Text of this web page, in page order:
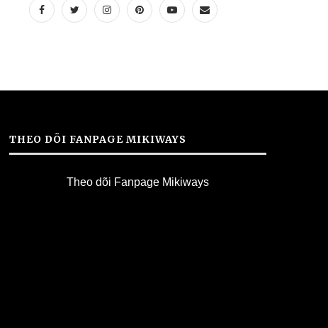
THEO DÕI FANPAGE MIKIWAYS
Theo dõi Fanpage Mikiways